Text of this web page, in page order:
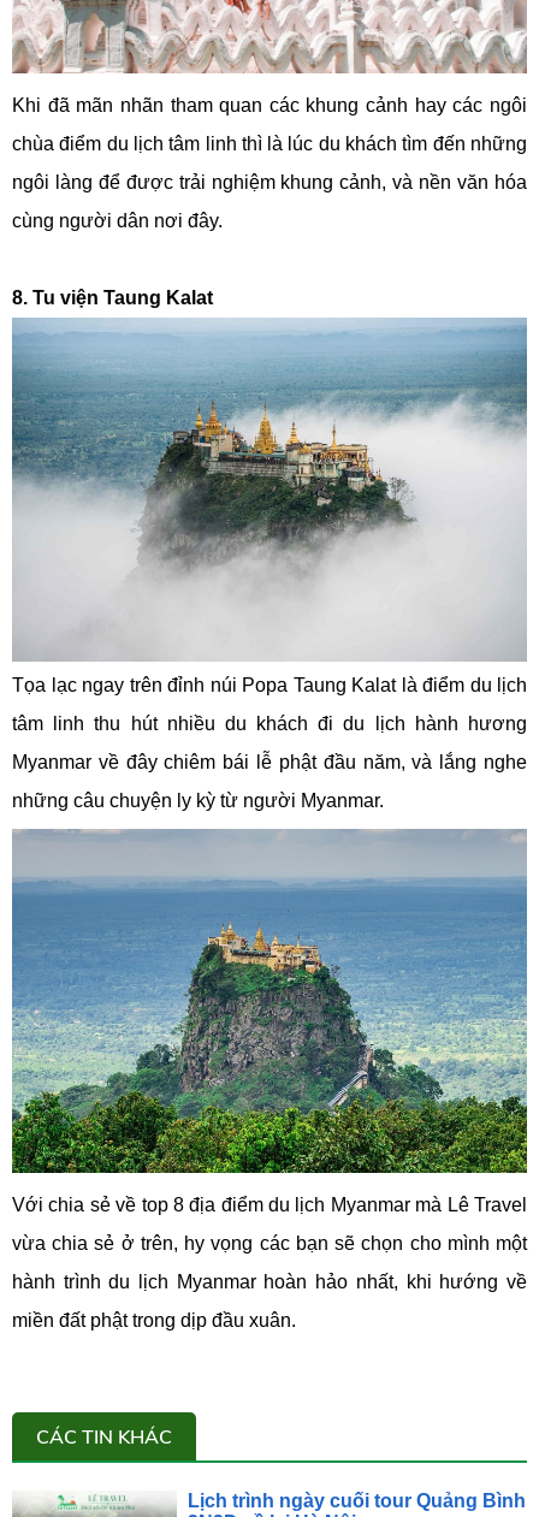
Khi đã mãn nhãn tham quan các khung cảnh hay các ngôi
chùa điểm du lịch tâm linh thì là lúc du khách tìm đến những
ngôi làng để được trải nghiệm khung cảnh, và nền văn hóa
cùng người dân nơi đây.
8. Tu viện Taung Kalat
Tọa lạc ngay trên đỉnh núi Popa Taung Kalat là điểm du lịch
tâm linh thu hút nhiều du khách đi du lịch hành hương
Myanmar về đây chiêm bái lễ phật đầu năm, và lắng nghe
những câu chuyện ly kỳ từ người Myanmar.
Với chia sẻ về top 8 địa điểm du lịch Myanmar mà Lê Travel
vừa chia sẻ ở trên, hy vọng các bạn sẽ chọn cho mình một
hành trình du lịch Myanmar hoàn hảo nhất, khi hướng về
miền đất phật trong dịp đầu xuân.
CÁC TIN KHÁC
Lịch trình ngày cuối tour Quảng Bình